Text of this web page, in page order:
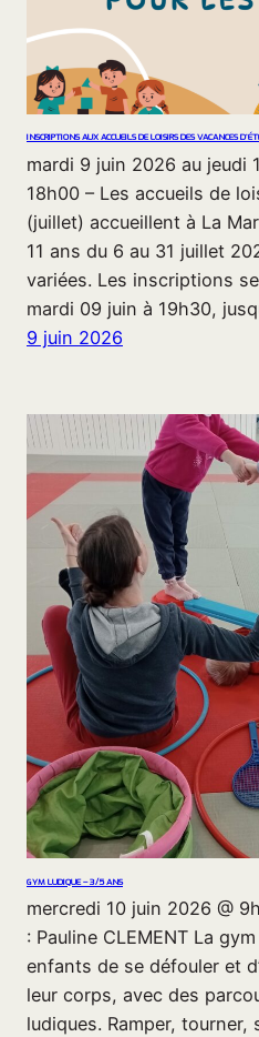
INSCRIPTIONS AUX ACCUEILS DE LOISIRS DES VACANCES
mardi 9 juin 2026 au jeudi
18h00 – Les accueils de
(juillet) accueillent à La
11 ans du 6 au 31 juillet
variées. Les inscriptions
mardi 09 juin à 19h30,
9 juin 2026
GYM LUDIQUE – 3/5 ANS
mercredi 10 juin 2026 @
: Pauline CLEMENT La
enfants de se défouler et
leur corps, avec des
ludiques. Ramper,